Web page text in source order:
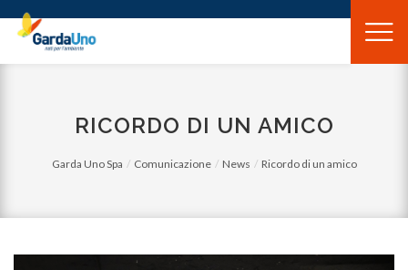
Gardauno
Spa
RICORDO DI UN AMICO
Garda Uno Spa Comunicazione News Ricordo di un amico